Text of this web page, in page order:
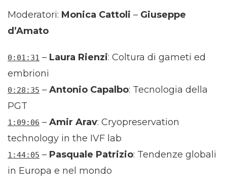
Moderatori: Monica Cattoli – Giuseppe
d’Amato
0:01:31 – Laura Rienzi: Coltura di gameti ed
embrioni
0:28:35 – Antonio Capalbo: Tecnologia della
PGT
1:09:06 – Amir Arav: Cryopreservation
technology in the IVF lab
1:44:05 – Pasquale Patrizio: Tendenze globali
in Europa e nel mondo